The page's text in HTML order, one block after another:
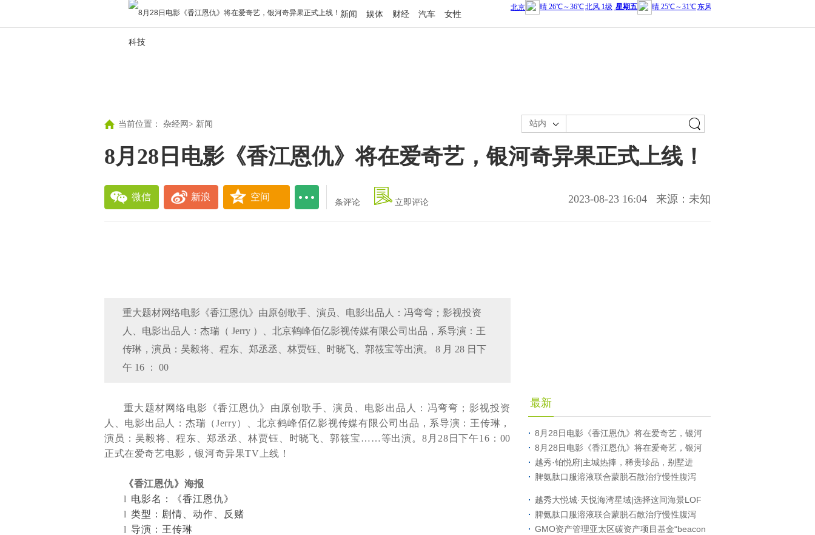
新闻 娱体 财经 汽车 女性
科技
当前位置： 杂经网 > 新闻 站内
8月28日电影《香江恩仇》将在爱奇艺，银河奇异果正式上线！
微信 新浪 空间
条评论 立即评论 2023-08-23 16:04 来源：未知
重大题材网络电影《香江恩仇》由原创歌手、演员、电影出品人：冯弯弯；影视投资
人、电影出品人：杰瑞（ Jerry ）、北京鹤峰佰亿影视传媒有限公司出品，系导演：王
传琳，演员：吴毅将、程东、郑丞丞、林贾钰、时晓飞、郭筱宝等出演。 8 月 28 日下
午 16 ： 00
重大题材网络电影《香江恩仇》由原创歌手、演员、电影出品人：冯弯弯；影视投资
人、电影出品人：杰瑞（Jerry）、北京鹤峰佰亿影视传媒有限公司出品，系导演：王传琳，
演员：吴毅将、程东、郑丞丞、林贾钰、时晓飞、郭筱宝……等出演。8 月 28 日下午16 ： 00
正式在爱奇艺电影，银河奇异果TV 上线！
《香江恩仇》海报
l 电影名：《香江恩仇》
l 类型：剧情、动作、反赌
l 导演：王传琳
最新
8月28日电影《香江恩仇》将在爱奇艺，银河
8月28日电影《香江恩仇》将在爱奇艺，银河
越秀·铂悦府|主城热捧，稀贵珍品，别墅进
脾氨肽口服溶液联合蒙脱石散治疗慢性腹泻
越秀大悦城·天悦海湾星域|选择这间海景LOF
脾氨肽口服溶液联合蒙脱石散治疗慢性腹泻
GMO资产管理亚太区碳资产项目基金“beacon